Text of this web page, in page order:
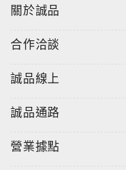
關於誠品
合作洽談
誠品線上
誠品通路
營業據點